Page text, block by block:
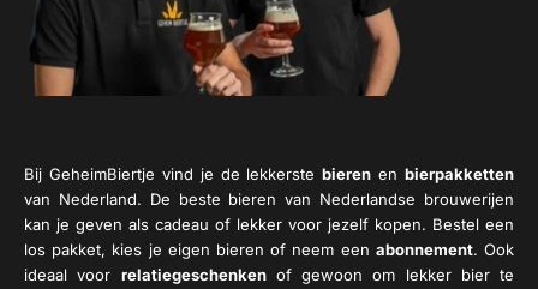
Bij GeheimBiertje vind je de lekkerstebieren en bierpakketten
van Nederland. De beste bieren van Nederlandse brouwerijen
kan je geven als cadeau of lekker voor jezelf kopen. Bestel een
los pakket, kies je eigen bieren of neem een abonnement. Ook
ideaal voor relatiegeschenkenof gewoon om lekker bier te